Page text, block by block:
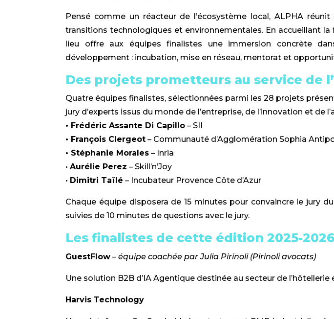
Pensé comme un réacteur de l’écosystème local, ALPHA
transitions technologiques et environnementales. En accueillant
lieu offre aux équipes finalistes une immersion concrète
développement : incubation, mise en réseau, mentorat et
Des projets prometteurs au service de
Quatre équipes finalistes, sélectionnées parmi les 28 projets
jury d’experts issus du monde de l’entreprise, de l’innovation et de
• Frédéric Assante Di Capillo – SII
• François Clergeot – Communauté d’Agglomération Sophia
• Stéphanie Morales – Inria
•Aurélie Perez – Skill’n’Joy
• Dimitri Taïlé – Incubateur Provence Côte d’Azur
Chaque équipe disposera de 15 minutes pour convaincre le jury
suivies de 10 minutes de questions avec le jury.
Les finalistes de cette édition 2025-2026
GuestFlow –équipe coachée par Julia Pirinoli (Pirinoli avocats)
Une solution B2B d’IA Agentique destinée au secteur de
Harvis Technology